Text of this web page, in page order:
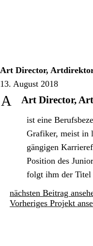
Art Director,
13. August 2018
A Art Director,
ist eine
Grafiker, meist in
gängigen
Position des
folgt ihm der Titel
nächsten Beitrag
Vorheriges Projekt